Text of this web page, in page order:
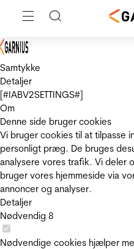
Samtykke
Detaljer
[#IABV2SETTINGS#]
Om
Denne side bruger cookies
Vi bruger cookies til at tilpasse
personligt præg. De bruges
analysere vores trafik. Vi deler
bruger vores hjemmeside via
annoncer og analyser.
Detaljer
Nødvendig 8
Nødvendige cookies hjælper